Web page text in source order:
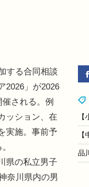
する合同相談
2026」が2026
される。例
ッション、在
実施。事前予
県の私立男子
奈川県内の男